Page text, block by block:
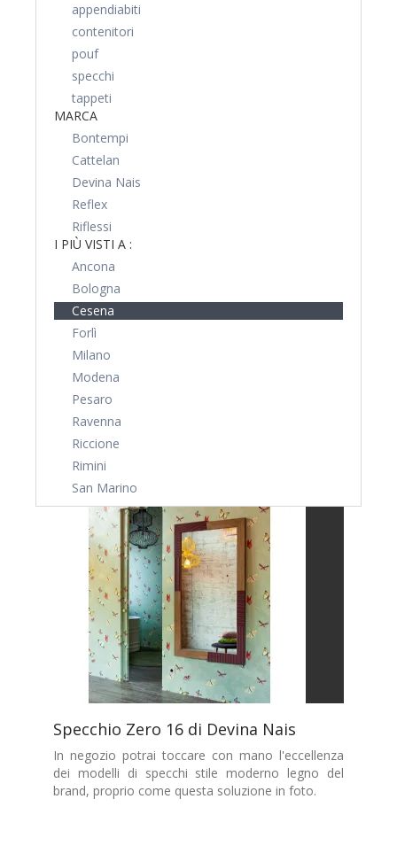
appendiabiti
contenitori
pouf
specchi
tappeti
MARCA
Bontempi
Cattelan
Devina Nais
Reflex
Riflessi
I PIÙ VISTI A :
Ancona
Bologna
Cesena
Forlì
Milano
Modena
Pesaro
Ravenna
Riccione
Rimini
San Marino
Specchio Zero 16 di Devina Nais
In negozio potrai toccare con mano l'eccellenza
dei modelli di specchi stile moderno legno del
brand, proprio come questa soluzione in foto.